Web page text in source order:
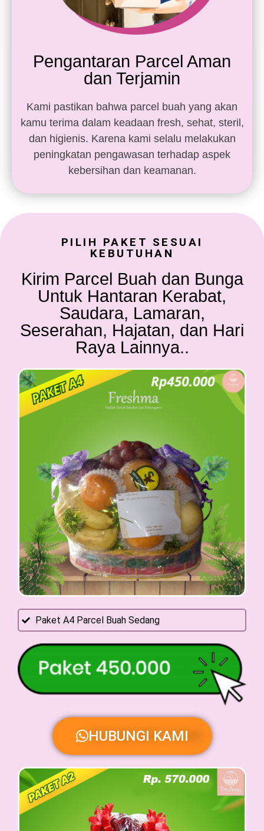
Pengantaran Parcel Aman
dan Terjamin
Kami pastikan bahwa parcel buah yang akan
kamu terima dalam keadaan fresh, sehat, steril,
dan higienis. Karena kami selalu melakukan
peningkatan pengawasan terhadap aspek
kebersihan dan keamanan.
PILIH PAKET SESUAI
KEBUTUHAN
Kirim Parcel Buah dan Bunga
Untuk Hantaran Kerabat,
Saudara, Lamaran,
Seserahan, Hajatan, dan Hari
Raya Lainnya..
Paket A4 Parcel Buah Sedang
HUBUNGI KAMI